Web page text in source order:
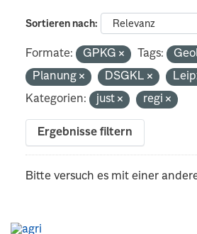
Sortieren nach
Formate: GPKG Tags:
Planung
DSGKL
Kategorien:
just regi
Ergebnisse filtern
Bitte versuch es mit einer